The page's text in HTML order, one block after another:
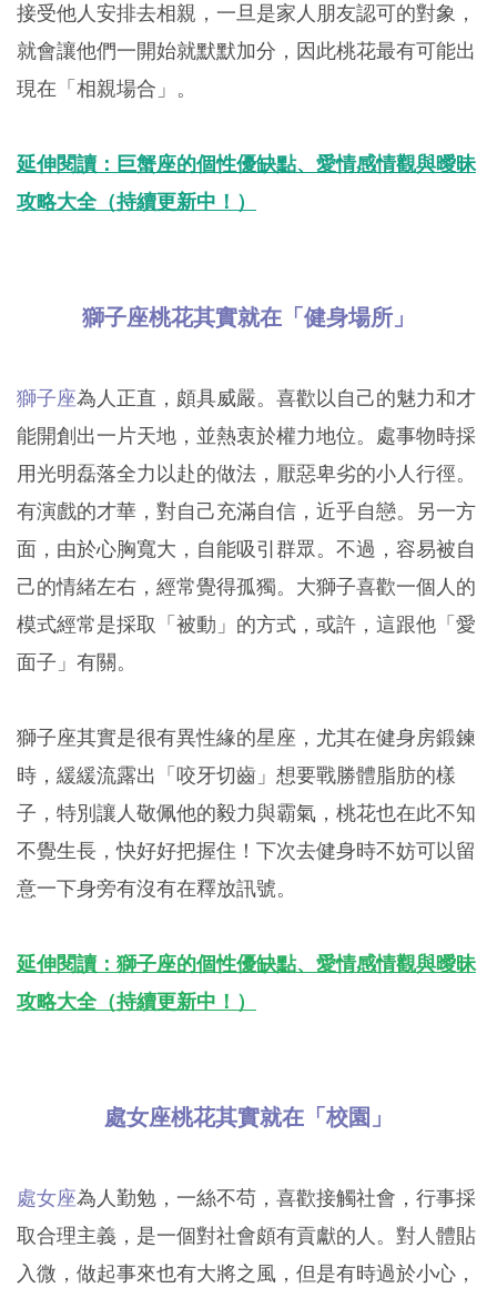
接受他人安排去相親，一旦是家人朋友認可的對象，
就會讓他們一開始就默默加分，因此桃花最有可能出
現在「相親場合」。
延伸閱讀：巨蟹座的個性優缺點、愛情感情觀與曖昧
攻略大全（持續更新中！）
獅子座桃花其實就在「健身場所」
獅子座為人正直，頗具威嚴。喜歡以自己的魅力和才
能開創出一片天地，並熱衷於權力地位。處事物時採
用光明磊落全力以赴的做法，厭惡卑劣的小人行徑。
有演戲的才華，對自己充滿自信，近乎自戀。另一方
面，由於心胸寬大，自能吸引群眾。不過，容易被自
己的情緒左右，經常覺得孤獨。大獅子喜歡一個人的
模式經常是採取「被動」的方式，或許，這跟他「愛
面子」有關。
獅子座其實是很有異性緣的星座，尤其在健身房鍛鍊
時，緩緩流露出「咬牙切齒」想要戰勝體脂肪的樣
子，特別讓人敬佩他的毅力與霸氣，桃花也在此不知
不覺生長，快好好把握住！下次去健身時不妨可以留
意一下身旁有沒有在釋放訊號。
延伸閱讀：獅子座的個性優缺點、愛情感情觀與曖昧
攻略大全（持續更新中！）
處女座桃花其實就在「校園」
處女座為人勤勉，一絲不苟，喜歡接觸社會，行事採
取合理主義，是一個對社會頗有貢獻的人。對人體貼
入微，做起事來也有大將之風，但是有時過於小心，